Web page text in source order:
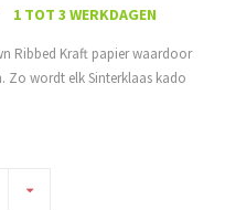
1 TOT 3 WERKDAGEN
Ribbed Kraft papier waardoor
Zo wordt elk Sinterklaas kado